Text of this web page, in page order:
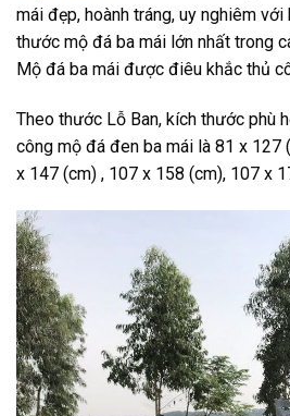
mái đẹp, hoành tráng, uy nghiêm
thước mộ đá ba mái lớn nhất trong
Mộ đá ba mái được điêu khắc thủ
Theo thước Lỗ Ban, kích thước phù
công mộ đá đen ba mái là 81 x 127
x 147 (cm) , 107 x 158 (cm), 107 x